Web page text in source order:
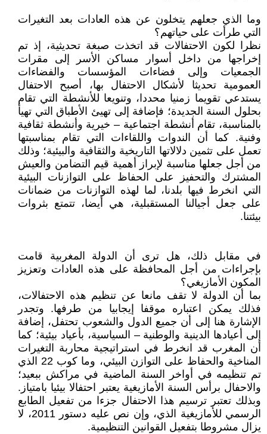
وما الذي جعلهم يتخلون عن هذه العادات بعد التغيرات
التي طرأت على حياتهم؟
نظرا لكون الاحتفالات قد اتخذت صبغة تحديثية، إذ تم
إخراجها من داخل أسوار مساكن الأسر إلى مقرات
الجمعيات وإلى فضاءات المؤسسات والفضاءات
العمومية تحديثا لأشكال الاحتفال بها، أصبح الاحتفال
يستدعي تقويما زمنيا محددا، وتنويعا للأنشطة التي تقام
بحلول السنة الجديدة؛ فإضافة إلى تهيئ الأطباق التي تهيأ
بالمناسبة، تقام أنشطة اجتماعية – خيرية وأنشطة ثقافية
وفنية. كما أن الندوات واللقاءات التي تقام بمناسبتها
تعمل على تثمين دلالاتها التاريخية والثقافية والبيئية؛ وذلك
من أجل جعلها مناسبة لإبراز أهمية قيم التضامن والعيش
المشترك والتحفيز على الحفاظ على التوازنات البيئية
التي انخرط فيها بلدنا، لما لهذه التوازنات من ضمانات
على جعل أجيالنا المستقبلية، هي أيضا، تتمتع بثروات
بيئتنا.
في مقابل ذلك، هل ترى أن الدولة المغربية قامت
بإجراءات من أجل المحافظة على هذه العادات وتعزيز
المكون الأمازيغي؟
بما أن الدولة لا تقف مانعا عن تنظيم هذه الاحتفالات،
فذلك يمكن اعتباره موقفا إيجابيا من طرفها. وتجدر
الإشارة هنا إلى أن جميع الدول والشعوب تحتفل، إضافة
إلى أعيادها الدينية والوطنية – السياسية، بأعياد بيئية؛ كما
أن المغرب قد انخرط في استراتيجية محاربة التغيرات
المناخية والحفاظ على التوازن البيئي، وما كوب 22 الذي
تم تنظيمه في أواخر السنة الماضية في مراكش ببعيد؛
والاحفال برأس السنة الأمازيغية يعتبر احتفالا بيئيا بامتياز.
وبذلك تعتبر ترسيم هذا الاحتفال جزءا من تفعيل الطابع
الرسمي للأمازيغية الذي، وإن نص عليه دستور 2011، لا
يزال مشروطا بتفعيل القوانين التنظيمية.